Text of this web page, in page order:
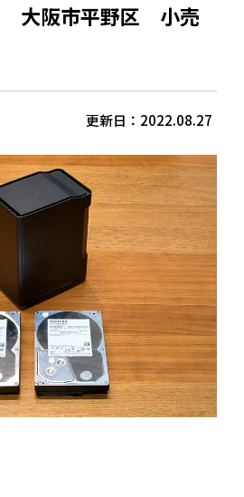
大阪市平野区 小売
更新日：2022.08.27